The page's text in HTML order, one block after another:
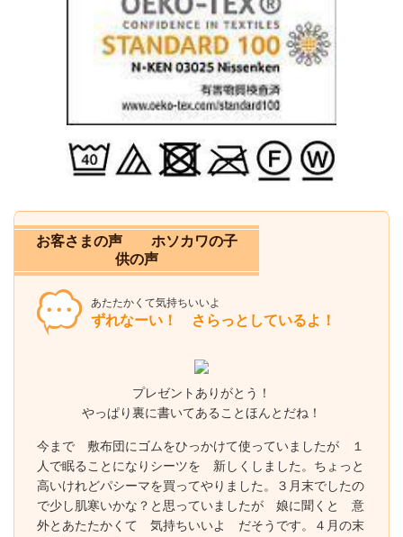
お客さまの声 ホソカワの子
供の声
あたたかくて気持ちいいよ
ずれなーい！ さらっとしているよ！
プレゼントありがとう！
やっぱり裏に書いてあることほんとだね！
今まで 敷布団にゴムをひっかけて使っていましたが １
人で眠ることになりシーツを 新しくしました。ちょっと
高いけれどパシーマを買ってやりました。３月末でしたの
で少し肌寒いかな？と思っていましたが 娘に聞くと 意
外とあたたかくて 気持ちいいよ だそうです。４月の末